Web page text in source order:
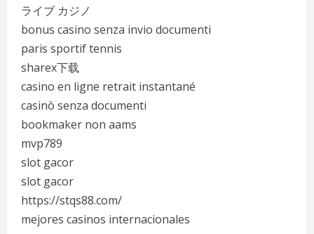
ライブ カジノ
bonus casino senza invio documenti
paris sportif tennis
sharex下载
casino en ligne retrait instantané
casinò senza documenti
bookmaker non aams
mvp789
slot gacor
slot gacor
https://stqs88.com/
mejores casinos internacionales